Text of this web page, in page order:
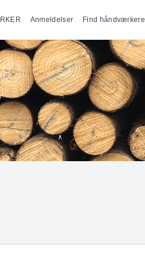
Anmeldelser Find håndværkere